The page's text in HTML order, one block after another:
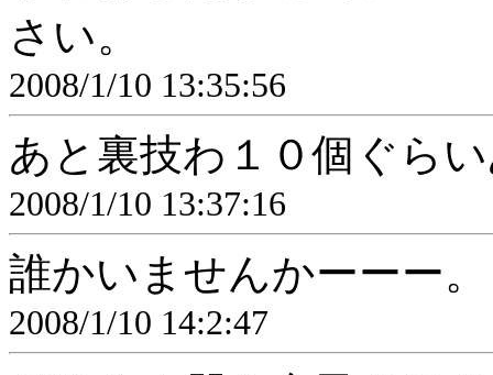
さい。
2008/1/10 13:35:56
あと裏技わ１０個ぐら
2008/1/10 13:37:16
誰かいませんかーーー。
2008/1/10 14:2:47